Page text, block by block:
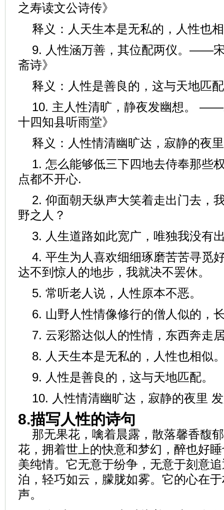
之寿读文公诗传》
释义：人天生本是无私的，人性也
9. 人性涵万善，其位配两仪。——
斋诗》
释义：人性是善良的，这与天地匹
10. 主人性清旷，静夜发幽想。
十四知县听雨堂》
释义：人性情清幽旷达，寂静的夜
1. 怎么能够低三下四地去侍奉那些
点都不开心.
2. 仰面朝天纵声大笑着走出门去，
野之人？
3. 人生道路如此宽广，唯独我没有
4. 平生为人喜欢细细琢磨苦苦寻觅
达不到惊人的地步，我就决不罢休。
5. 常听老人说，人性原本不恶。
6. 山野人性情像修行的僧人似的，
7. 云彩豁达似人的性情，东西奔走
8. 人天生本是无私的，人性也相似
9. 人性是善良的，这与天地匹配。
10. 人性情清幽旷达，寂静的夜里
8.描写人性的诗句
那无果花，噙着晨露，散落馨香馥
花，拥着世上的快意和梦幻，醉也好
美纯情。它无意于纷争，无意于刻意
泊，轻巧如云，朦胧如雾。它的心在
声。